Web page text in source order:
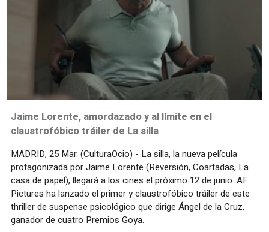
Jaime Lorente, amordazado y al límite en el
claustrofóbico tráiler de La silla
MADRID, 25 Mar. (CulturaOcio) - La silla, la nueva película
protagonizada por Jaime Lorente (Reversión, Coartadas, La
casa de papel), llegará a los cines el próximo 12 de junio. AF
Pictures ha lanzado el primer y claustrofóbico tráiler de este
thriller de suspense psicológico que dirige Ángel de la Cruz,
ganador de cuatro Premios Goya.